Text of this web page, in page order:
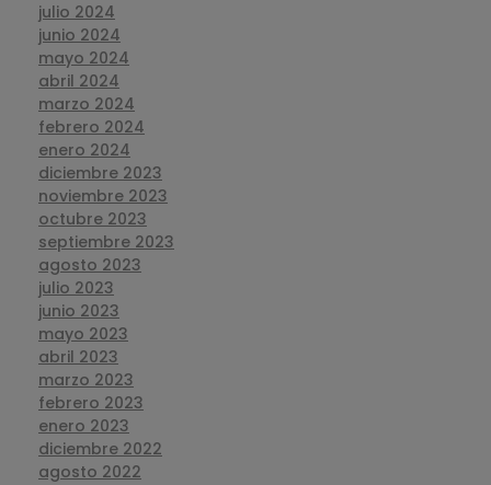
julio 2024
junio 2024
mayo 2024
abril 2024
marzo 2024
febrero 2024
enero 2024
diciembre 2023
noviembre 2023
octubre 2023
septiembre 2023
agosto 2023
julio 2023
junio 2023
mayo 2023
abril 2023
marzo 2023
febrero 2023
enero 2023
diciembre 2022
agosto 2022